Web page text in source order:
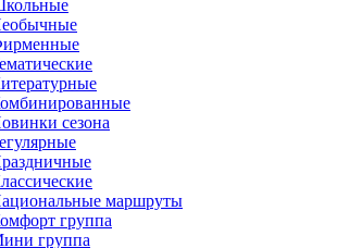
сезона
маршруты
группа
группа